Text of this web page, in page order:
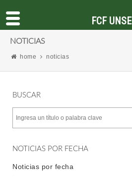
NOTICIAS
home noticias
BUSCAR
NOTICIAS POR FECHA
Noticias por fecha
FCF UNSE